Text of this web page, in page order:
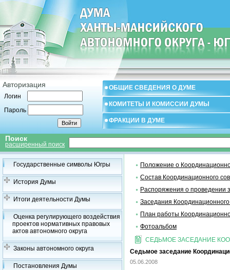
Авторизация
Логин
Пароль
ОБЩИЕ СВЕДЕНИЯ О ДУМЕ
КОМИТЕТЫ И КОМИССИИ ДУМЫ
ФРАКЦИИ В ДУМЕ
Поиск
расширенный поиск
Государственные символы Югры
История Думы
Итоги деятельности Думы
Оценка регулирующего воздействия
проектов нормативных правовых
актов автономного округа
Законы автономного округа
Постановления Думы
Положение о
Состав Координационного
Распоряжения о проведении
Заседания
План работы
Фотоальбом
СЕДЬМОЕ ЗАСЕДАНИЕ
Седьмое заседание
05.06.2008